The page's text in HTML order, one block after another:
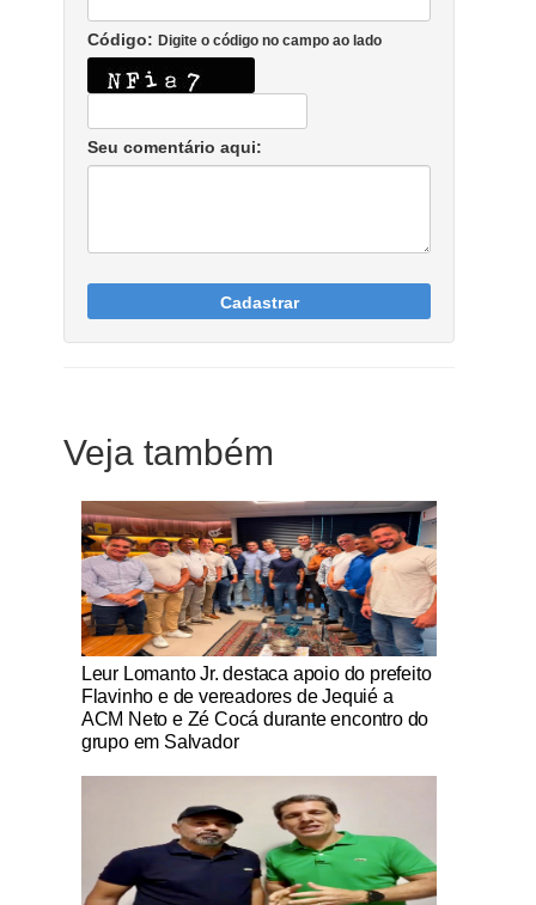
Código: Digite o código no campo ao lado
Seu comentário aqui:
Cadastrar
Veja também
Notícias Católicas
Leur Lomanto Jr. destaca apoio do prefeito
Flavinho e de vereadores de Jequié a
ACM Neto e Zé Cocá durante encontro do
grupo em Salvador